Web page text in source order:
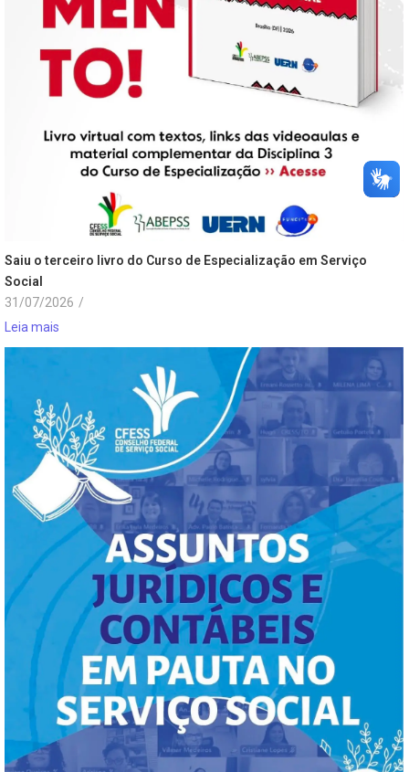
Saiu o terceiro livro do Curso de Especialização em Serviço
Social
31/07/2026 /
Leia mais